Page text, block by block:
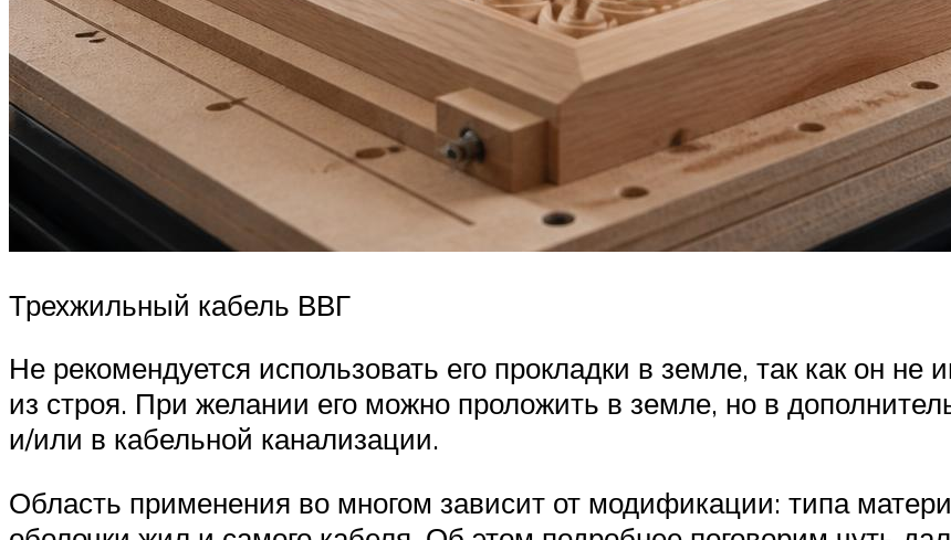
Трехжильный кабель ВВГ
Не рекомендуется использовать его прокладки в земле, так как он
из строя. При желании его можно проложить в земле, но в
и/или в кабельной канализации.
Область применения во многом зависит от модификации: типа